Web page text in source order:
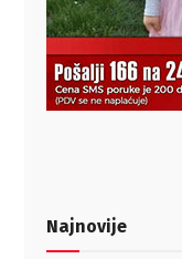
Najnovije